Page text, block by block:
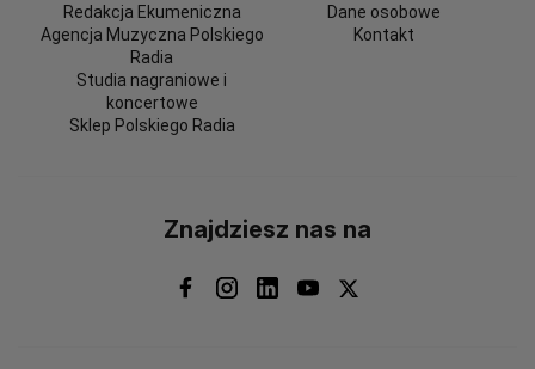
Redakcja Ekumeniczna
Agencja Muzyczna Polskiego
Radia
Studia nagraniowe i
koncertowe
Sklep Polskiego Radia
Dane osobowe
Kontakt
Znajdziesz nas na